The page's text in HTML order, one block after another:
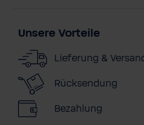
Unsere Vorteile
Lieferung &
Rücksendung
Bezahlung